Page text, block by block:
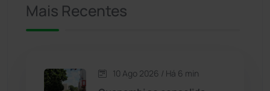
Caetanos
Candiba
Mais Recentes
10 Ago 2026 / Há 6 min